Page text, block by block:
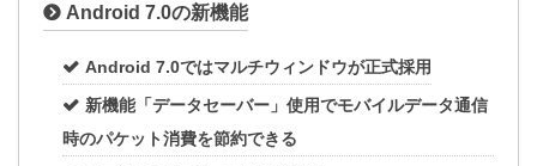
Android 7.0の新機能
Android 7.0ではマルチウィンドウが正式採用
新機能「データセーバー」使用でモバイルデータ通信
時のパケット消費を節約できる